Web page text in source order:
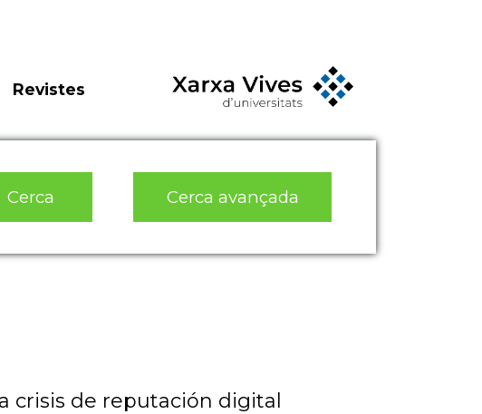
Revistes
Cerca Cerca avançada
crisis de reputación digital